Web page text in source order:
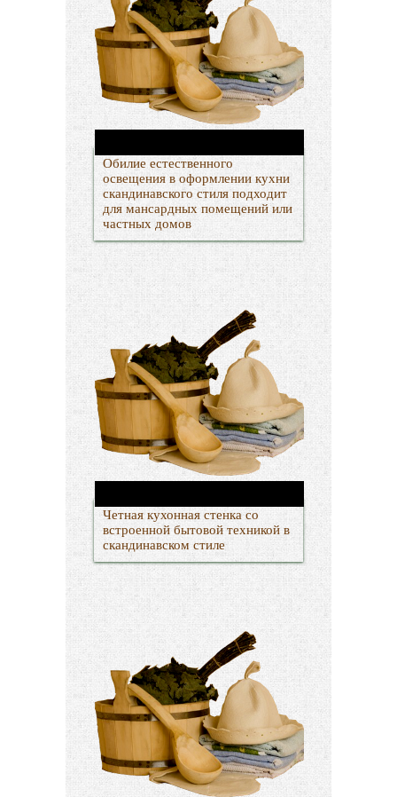
Обилие естественного
освещения в оформлении кухни
скандинавского стиля подходит
для мансардных помещений или
частных домов
Четная кухонная стенка со
встроенной бытовой техникой в
скандинавском стиле